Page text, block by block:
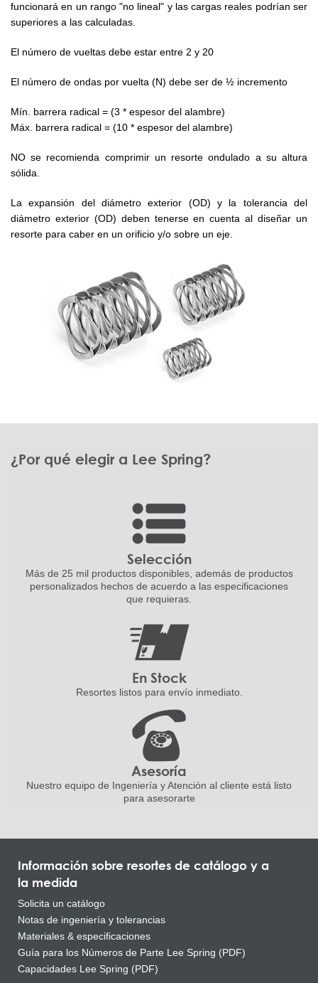
funcionará en un rango "no lineal" y las cargas reales podrían ser
superiores a las calculadas.
El número de vueltas debe estar entre 2 y 20
El número de ondas por vuelta (N) debe ser de ½ incremento
Mín. barrera radical = (3 * espesor del alambre)
Máx. barrera radical = (10 * espesor del alambre)
NO se recomienda comprimir un resorte ondulado a su altura
sólida.
La expansión del diámetro exterior (OD) y la tolerancia del
diámetro exterior (OD) deben tenerse en cuenta al diseñar un
resorte para caber en un orificio y/o sobre un eje.
¿Por qué elegir a Lee Spring?
Selección
Más de 25 mil productos disponibles, además de productos
personalizados hechos de acuerdo a las especificaciones
que requieras.
En Stock
Resortes listos paraenvío inmediato.
Asesoría
Nuestro equipo de Ingeniería y Atención al cliente está listo
para asesorarte
Información sobre resortes de catálogo y a
la medida
Solicita un catálogo
Notas de ingeniería y tolerancias
Materiales & especificaciones
Guía para los Números de Parte Lee Spring (PDF)
Capacidades Lee Spring (PDF)